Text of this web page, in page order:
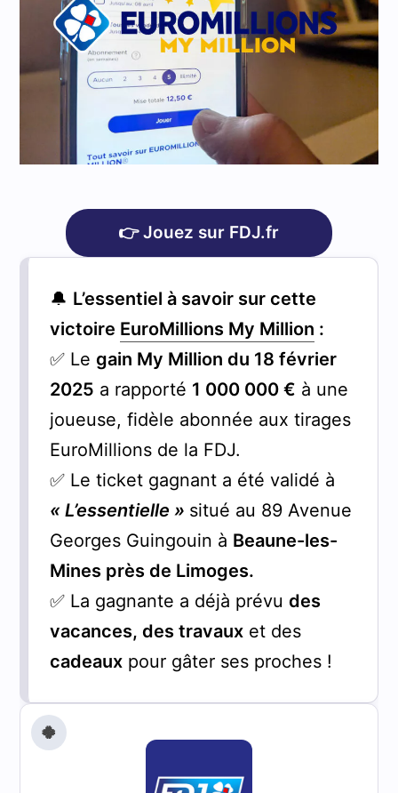
👉 Jouez sur FDJ.fr
🔔 L’essentiel à savoir sur cette
victoire EuroMillions My Million :
✅ Le gain My Million du 18 février
2025 a rapporté 1 000 000 € à une
joueuse, fidèle abonnée aux tirages
EuroMillions de la FDJ.
✅ Le ticket gagnant a été validé à
« L’essentielle » situé au 89 Avenue
Georges Guingouin à Beaune-les-
Mines près de Limoges.
✅ La gagnante a déjà prévu des
vacances, des travauxet des
cadeauxpour gâter ses proches !
🍀